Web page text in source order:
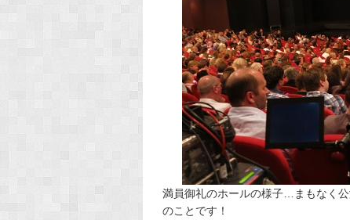
満員御礼のホールの様子…まもなく
のことです！